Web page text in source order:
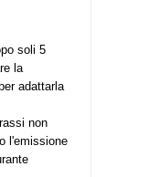
soli 5
la
adattarla
non
l'emissione